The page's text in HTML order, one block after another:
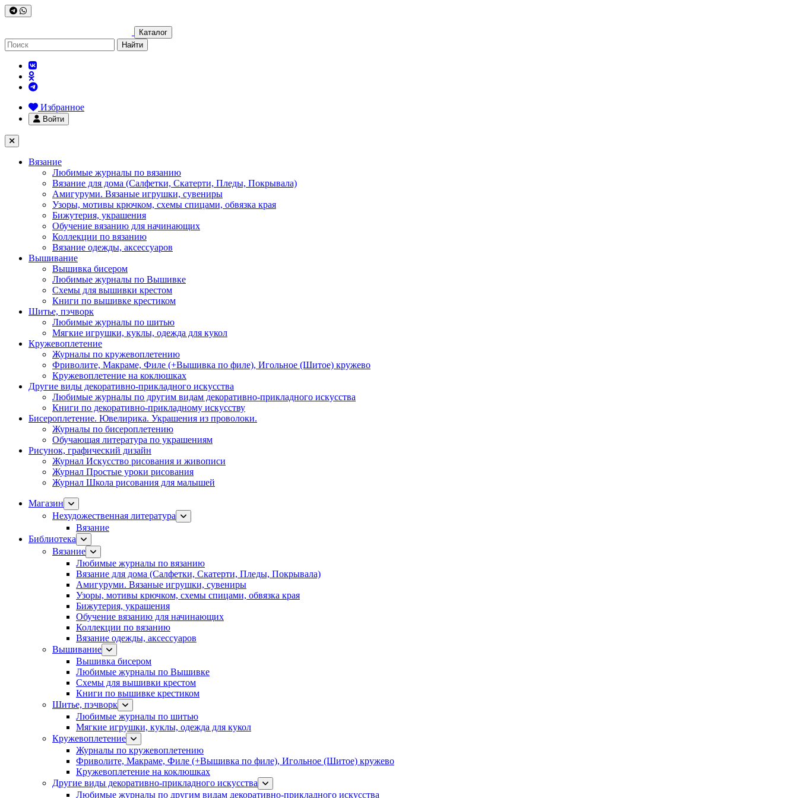
Каталог
Найти
Избранное
Войти
Вязание
Любимые журналы по вязанию
Вязание для дома (Салфетки, Скатерти, Пледы, Покрывала)
Амигуруми. Вязаные игрушки, сувениры
Узоры, мотивы крючком, схемы спицами, обвязка края
Бижутерия, украшения
Обучение вязанию для начинающих
Коллекции по вязанию
Вязание одежды, аксессуаров
Вышивание
Вышивка бисером
Любимые журналы по Вышивке
Схемы для вышивки крестом
Книги по вышивке крестиком
Шитье, пэчворк
Любимые журналы по шитью
Мягкие игрушки, куклы, одежда для кукол
Кружевоплетение
Журналы по кружевоплетению
Фриволите, Макраме, Филе (+Вышивка по филе), Игольное (Шитое) кружево
Кружевоплетение на коклюшках
Другие виды декоративно-прикладного искусства
Любимые журналы по другим видам декоративно-прикладного искусства
Книги по декоративно-прикладному искусству
Бисероплетение. Ювелирика. Украшения из проволоки.
Журналы по бисероплетению
Обучающая литература по украшениям
Рисунок, графический дизайн
Журнал Искусство рисования и живописи
Журнал Простые уроки рисования
Журнал Школа рисования для малышей
Магазин
Нехудожественная литература
Вязание
Библиотека
Вязание
Любимые журналы по вязанию
Вязание для дома (Салфетки, Скатерти, Пледы, Покрывала)
Амигуруми. Вязаные игрушки, сувениры
Узоры, мотивы крючком, схемы спицами, обвязка края
Бижутерия, украшения
Обучение вязанию для начинающих
Коллекции по вязанию
Вязание одежды, аксессуаров
Вышивание
Вышивка бисером
Любимые журналы по Вышивке
Схемы для вышивки крестом
Книги по вышивке крестиком
Шитье, пэчворк
Любимые журналы по шитью
Мягкие игрушки, куклы, одежда для кукол
Кружевоплетение
Журналы по кружевоплетению
Фриволите, Макраме, Филе (+Вышивка по филе), Игольное (Шитое) кружево
Кружевоплетение на коклюшках
Другие виды декоративно-прикладного искусства
Любимые журналы по другим видам декоративно-прикладного искусства